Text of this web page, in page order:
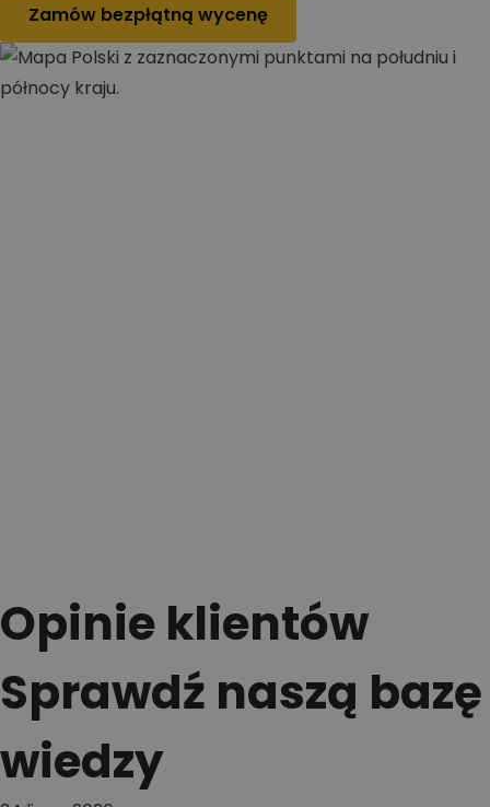
Zamów bezpłątną wycenę
Opinie klientów
Sprawdź naszą bazę
wiedzy